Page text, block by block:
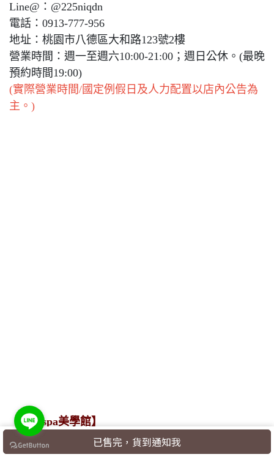
已售完，貨到通知我
Line@：@225niqdn
電話：0913-777-956
地址：桃園市八德區大和路123號2樓
營業時間：週一至週六10:00-21:00；週日公休。(最晚
預約時間19:00)
(實際營業時間/國定例假日及人力配置以店內公告為
主。)
【彩然spa美學館】
Line ID：@gyu5081f